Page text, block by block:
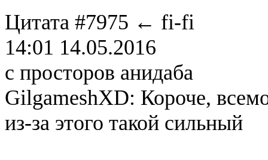
Цитата #7975 ← fi-fi
14:01 14.05.2016
с просторов анидаба
GilgameshXD: Короче,
из-за этого такой сильный